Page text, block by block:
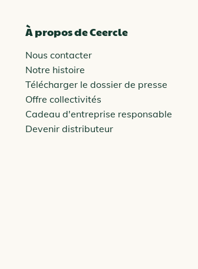
À propos de Ceercle
Nous contacter
Notre histoire
Télécharger le dossier de presse
Offre collectivités
Cadeau d'entreprise responsable
Devenir distributeur